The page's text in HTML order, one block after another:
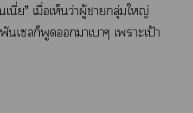
เนี่ย” เมื่อเห็นว่าผู้ากลุ่มใหญ่
เลก็พูดาเาๆ เาะเป้า